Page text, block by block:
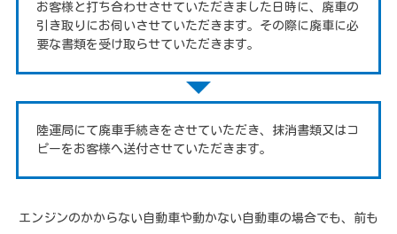
お客様と打ち合わせさせていただきました日時に、廃車の
引き取りにお伺いさせていただきます。その際に廃車に必
要な書類を受け取らせていただきます。
陸運局にて廃車手続きをさせていただき、抹消書類又はコ
ピーをお客様へ送付させていただきます。
エンジンのかからない自動車や動かない自動車の場合でも、前も